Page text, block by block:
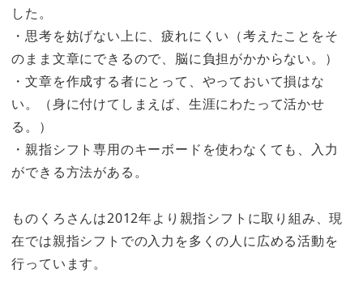
した。
・思考を妨げない上に、疲れにくい（考えたことをそ
のまま文章にできるので、脳に負担がかからない。）
・文章を作成する者にとって、やっておいて損はな
い。（身に付けてしまえば、生涯にわたって活かせ
る。）
・親指シフト専用のキーボードを使わなくても、入力
ができる方法がある。
ものくろさんは2012年より親指シフトに取り組み、現
在では親指シフトでの入力を多くの人に広める活動を
行っています。